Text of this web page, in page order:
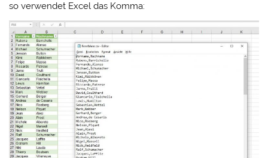
so verwendet Excel das Komma: